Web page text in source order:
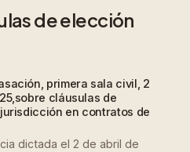
de elección
primera sala civil, 2
cláusulas de
en contratos de
dictada el 2 de abril de